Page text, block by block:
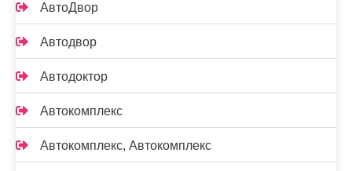
АвтоДвор
Автодвор
Автодоктор
Автокомплекс
Автокомплекс, Автокомплекс